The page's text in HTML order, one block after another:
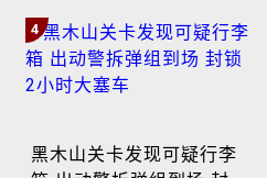
4
黑木山关卡发现可疑行李